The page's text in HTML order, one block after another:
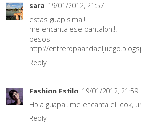
sara 19/01/2012, 21:57
estas guapisima!!!
me encanta ese pantalon!!!
besos
http://
Reply
Fashion Estilo 19/01/2012, 21:59
Hola guapa.. me encanta el look,
Reply